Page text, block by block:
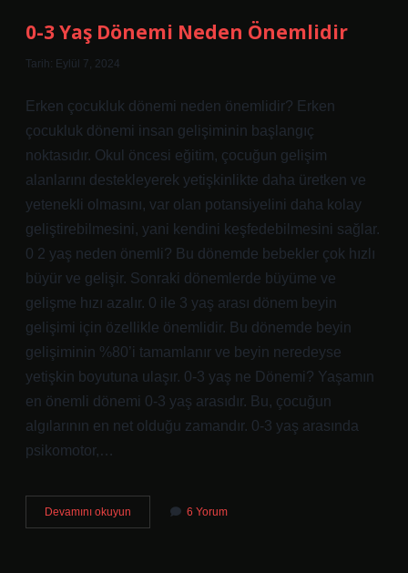
0-3 Yaş Dönemi Neden Önemlidir
Tarih: Eylül 7, 2024
Erken çocukluk dönemi neden önemlidir? Erken
çocukluk dönemi insan gelişiminin başlangıç ​​
noktasıdır. Okul öncesi eğitim, çocuğun gelişim
alanlarını destekleyerek yetişkinlikte daha üretken ve
yetenekli olmasını, var olan potansiyelini daha kolay
geliştirebilmesini, yani kendini keşfedebilmesini sağlar.
0 2 yaş neden önemli? Bu dönemde bebekler çok hızlı
büyür ve gelişir. Sonraki dönemlerde büyüme ve
gelişme hızı azalır. 0 ile 3 yaş arası dönem beyin
gelişimi için özellikle önemlidir. Bu dönemde beyin
gelişiminin %80’i tamamlanır ve beyin neredeyse
yetişkin boyutuna ulaşır. 0-3 yaş ne Dönemi? Yaşamın
en önemli dönemi 0-3 yaş arasıdır. Bu, çocuğun
algılarının en net olduğu zamandır. 0-3 yaş arasında
psikomotor,…
Devamını okuyun
3
6 Yorum